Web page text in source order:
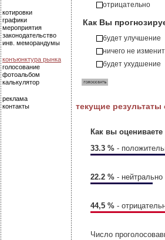
котировки
графики
мероприятия
законодательство
инв. меморандумы
конъюнктура рынка
голосование
фотоальбом
калькулятор
реклама
контакты
отрицательно
Как Вы
будет улучшение
ничего не
будет ухудшение
текущие результаты
Как вы
33.3 % -
22.2 % - нейтрально
44,5 % -
Число